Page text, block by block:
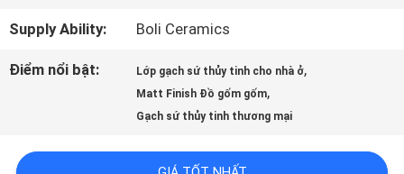
CHẤT
LƯỢNG
HỆ
Supply Ability: Boli Ceramics
Điểm nổi bật: Lớp gạch sứ thủy tinh cho nhà ở,
Matt Finish Đồ gốm gốm,
Gạch sứ thủy tinh thương mại